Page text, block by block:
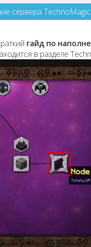
сервера TechnoMagic
гайд по
в разделе